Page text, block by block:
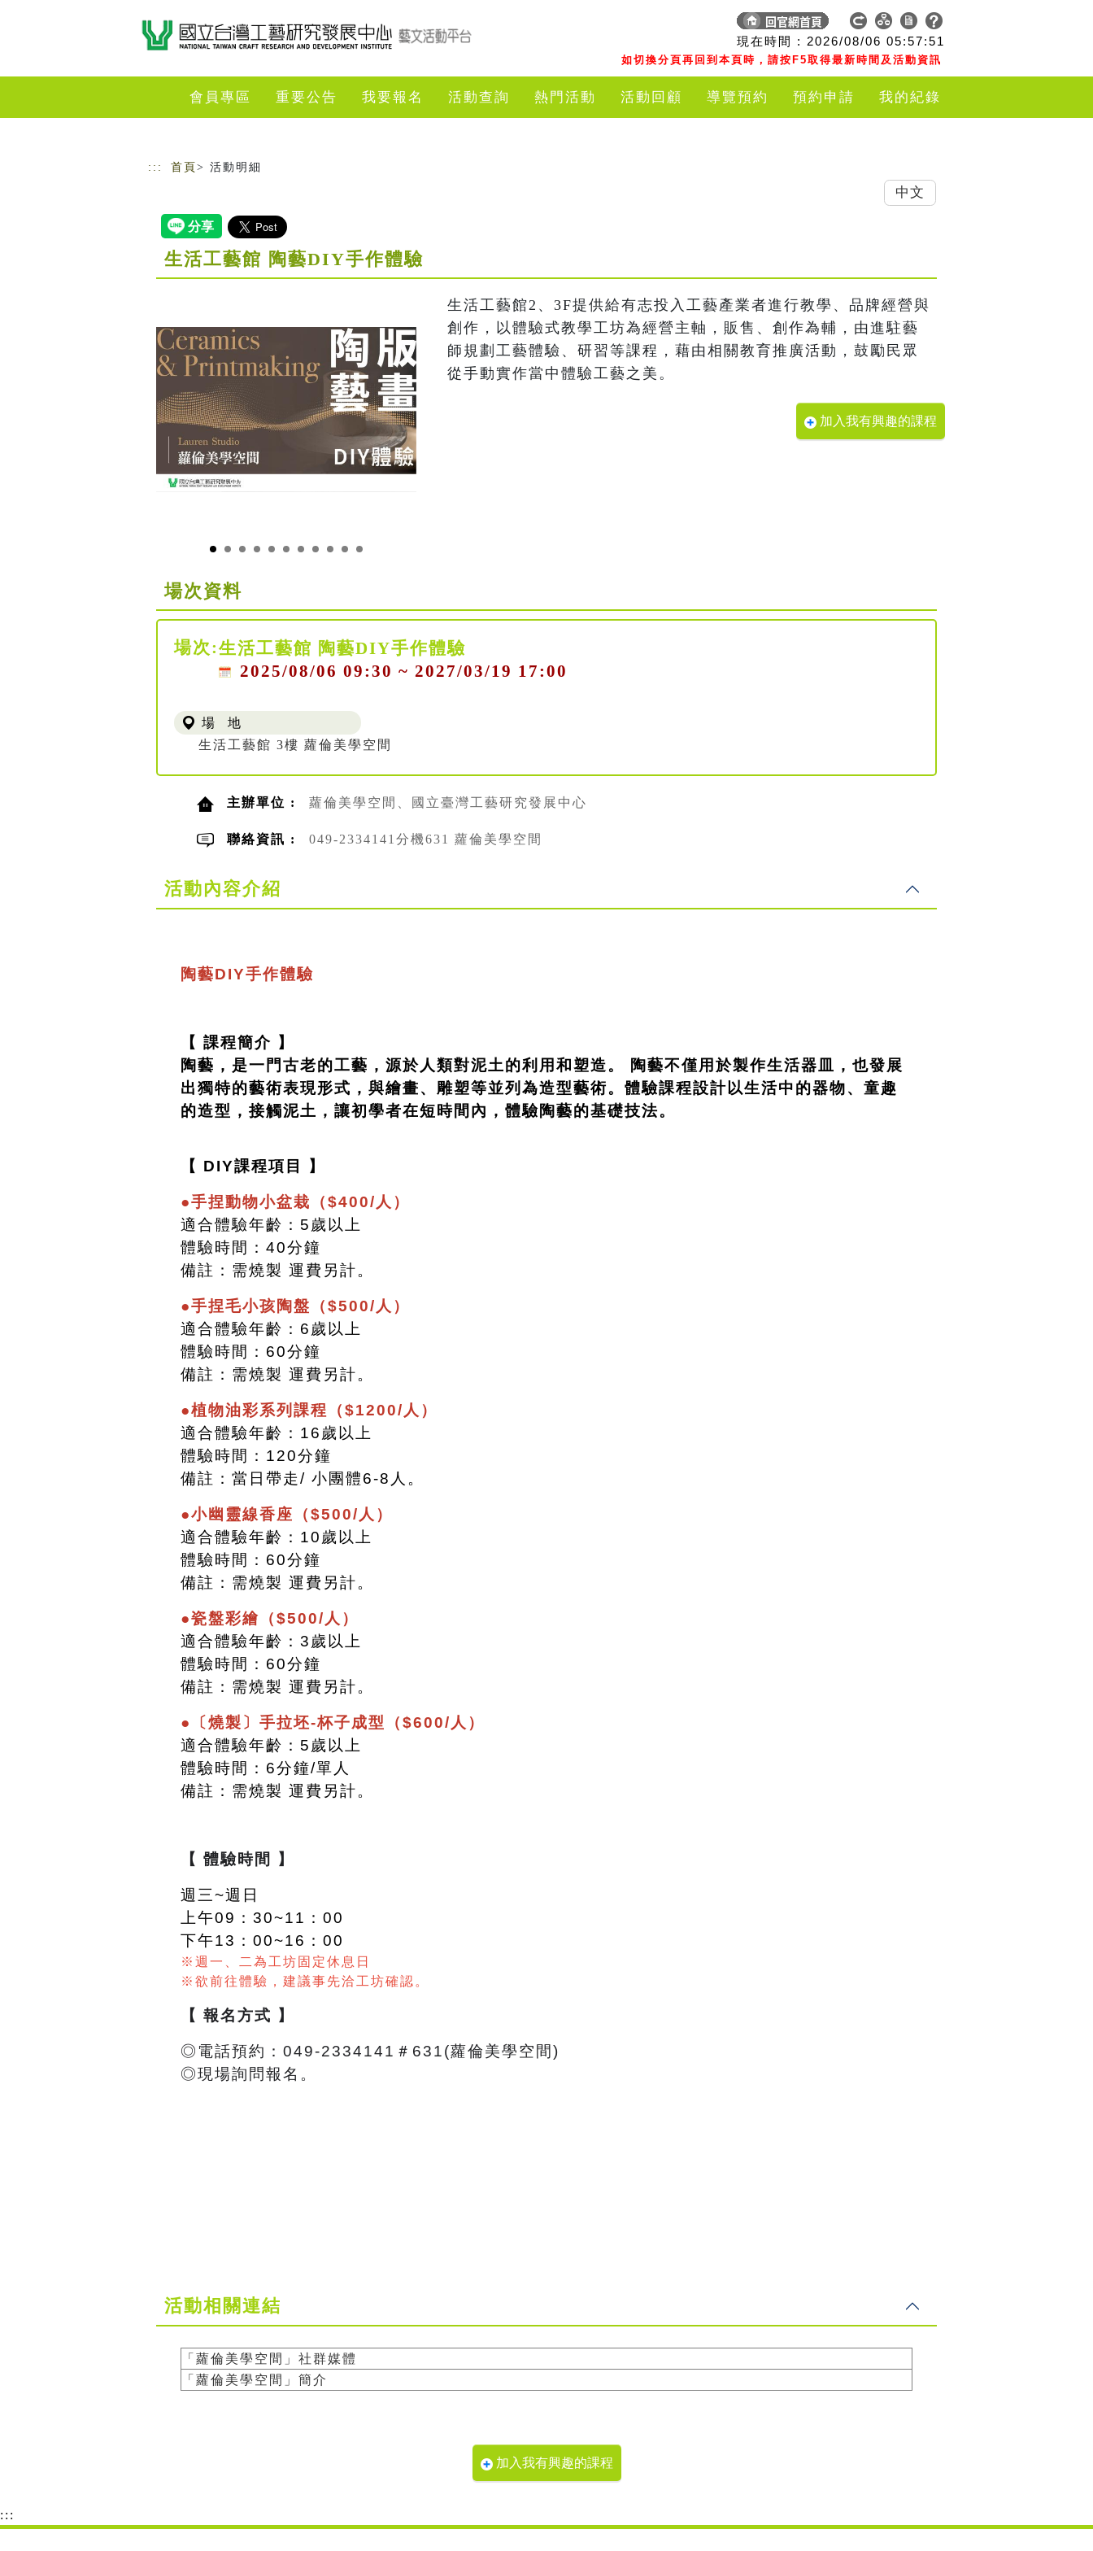
現在時間 : 2026/08/06 05:57:51
如切換分頁再回到本頁時，請按F5取得最新時間及活動資訊
會員專區 重要公告 我要報名 活動查詢 熱門活動 活動回顧 導覽預約 預約申請 我的紀錄
::: 首頁 > 活動明細
生活工藝館 陶藝DIY手作體驗
生活工藝館2、3F提供給有志投入工藝產業者進行教學、品牌經營與
創作，以體驗式教學工坊為經營主軸，販售、創作為輔，由進駐藝
師規劃工藝體驗、研習等課程，藉由相關教育推廣活動，鼓勵民眾
從手動實作當中體驗工藝之美。
加入我有興趣的課程
場次資料
場次:生活工藝館 陶藝DIY手作體驗
2025/08/06 09:30 ~ 2027/03/19 17:00
場 地
生活工藝館 3樓 蘿倫美學空間
主辦單位 : 蘿倫美學空間、國立臺灣工藝研究發展中心
聯絡資訊 : 049-2334141分機631 蘿倫美學空間
活動內容介紹
陶藝DIY手作體驗
【 課程簡介 】
陶藝，是一門古老的工藝，源於人類對泥土的利用和塑造。 陶藝不僅用於製作生活器皿，也發展
出獨特的藝術表現形式，與繪畫、雕塑等並列為造型藝術。體驗課程設計以生活中的器物、童趣
的造型，接觸泥土，讓初學者在短時間內，體驗陶藝的基礎技法。
【 DIY課程項目 】
●手捏動物小盆栽（$400/人）
適合體驗年齡：5歲以上
體驗時間：40分鐘
備註：需燒製 運費另計。
●手捏毛小孩陶盤（$500/人）
適合體驗年齡：6歲以上
體驗時間：60分鐘
備註：需燒製 運費另計。
●植物油彩系列課程（$1200/人）
適合體驗年齡：16歲以上
體驗時間：120分鐘
備註：當日帶走/ 小團體6-8人。
●小幽靈線香座（$500/人）
適合體驗年齡：10歲以上
體驗時間：60分鐘
備註：需燒製 運費另計。
●瓷盤彩繪（$500/人）
適合體驗年齡：3歲以上
體驗時間：60分鐘
備註：需燒製 運費另計。
●〔燒製〕手拉坯-杯子成型（$600/人）
適合體驗年齡：5歲以上
體驗時間：6分鐘/單人
備註：需燒製 運費另計。
【 體驗時間 】
週三~週日
上午09：30~11：00
下午13：00~16：00
※週一、二為工坊固定休息日
※欲前往體驗，建議事先洽工坊確認。
【 報名方式 】
◎電話預約：049-2334141＃631(蘿倫美學空間)
◎現場詢問報名。
活動相關連結
「蘿倫美學空間」社群媒體
「蘿倫美學空間」簡介
加入我有興趣的課程
:::